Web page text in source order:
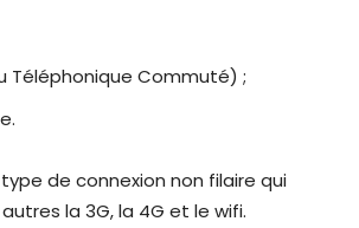
Téléphonique Commuté) ;
de connexion non filaire qui
la 3G, la 4G et le wifi.